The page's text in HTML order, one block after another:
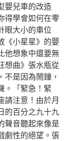
嬰兒車的改造
得學會如何在零
眼大小的車位
《小星星》的嬰
他想象中還要無
想曲》張水瓶從
是因為鬧鐘，
。「緊急！緊
請注意！由於月
的百分之九十九
聲音聽起來像是
劇性的絕望。張